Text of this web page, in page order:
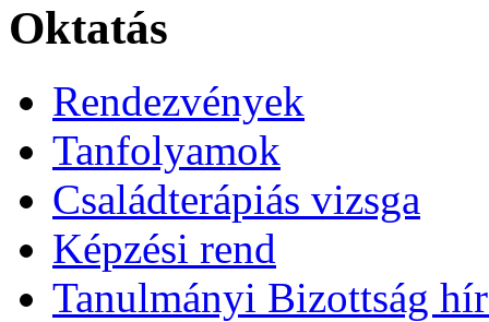
Oktatás
Rendezvények
Tanfolyamok
Családterápiás vizsga
Képzési rend
Tanulmányi Bizottság